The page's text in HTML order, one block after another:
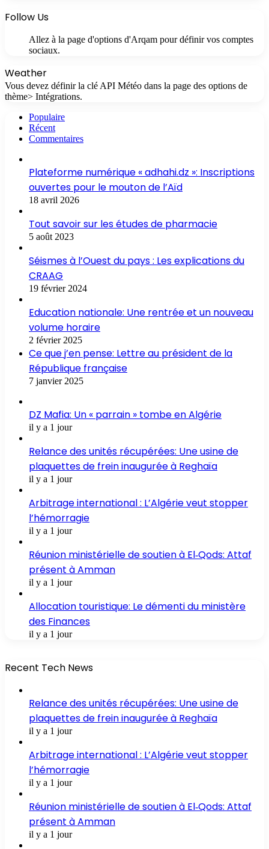
Follow Us
Allez à la page d'options d'Arqam pour définir vos comptes
sociaux.
Weather
Vous devez définir la clé API Météo dans la page des options de
thème> Intégrations.
Populaire
Récent
Commentaires
Plateforme numérique « adhahi.dz »: Inscriptions
ouvertes pour le mouton de l’Aïd
18 avril 2026
Tout savoir sur les études de pharmacie
5 août 2023
Séismes à l’Ouest du pays : Les explications du
CRAAG
19 février 2024
Education nationale: Une rentrée et un nouveau
volume horaire
2 février 2025
Ce que j’en pense: Lettre au président de la
République française
7 janvier 2025
DZ Mafia: Un « parrain » tombe en Algérie
il y a 1 jour
Relance des unités récupérées: Une usine de
plaquettes de frein inaugurée à Reghaïa
il y a 1 jour
Arbitrage international : L’Algérie veut stopper
l’hémorragie
il y a 1 jour
Réunion ministérielle de soutien à El‑Qods: Attaf
présent à Amman
il y a 1 jour
Allocation touristique: Le démenti du ministère
des Finances
il y a 1 jour
Recent Tech News
Relance des unités récupérées: Une usine de
plaquettes de frein inaugurée à Reghaïa
il y a 1 jour
Arbitrage international : L’Algérie veut stopper
l’hémorragie
il y a 1 jour
Réunion ministérielle de soutien à El‑Qods: Attaf
présent à Amman
il y a 1 jour